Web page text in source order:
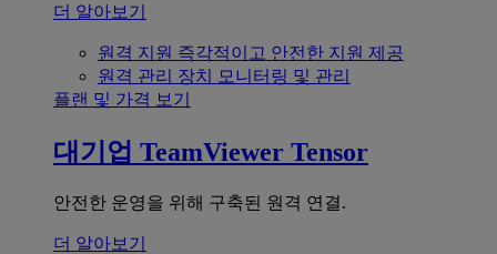
더 알아보기
원격 지원 즉각적이고 안전한 지원 제공
원격 관리 장치 모니터링 및 관리
플랜 및 가격 보기
대기업 TeamViewer Tensor
안전한 운영을 위해 구축된 원격 연결.
더 알아보기